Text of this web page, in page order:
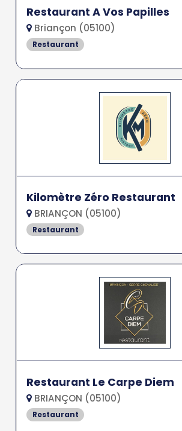
Restaurant A Vos Papilles
Briançon (05100)
Restaurant
Kilomètre Zéro Restaurant
BRIANÇON (05100)
Restaurant
Restaurant Le Carpe Diem
BRIANÇON (05100)
Restaurant